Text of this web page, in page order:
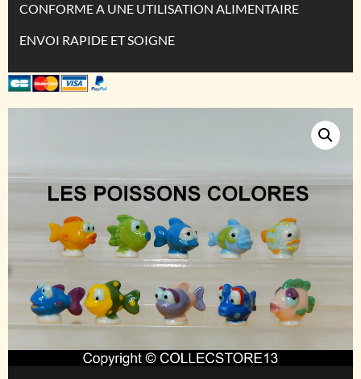
CONFORME A UNE UTILISATION ALIMENTAIRE
ENVOI RAPIDE ET SOIGNE